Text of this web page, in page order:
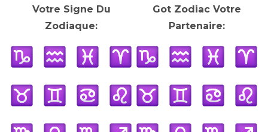
Votre Signe Du
Zodiaque:
Got Zodiac Votre
Partenaire: